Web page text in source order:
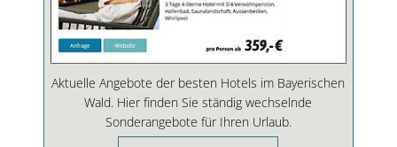
Aktuelle Angebote der besten Hotels im Bayerischen
Wald. Hier finden Sie ständig wechselnde
Sonderangebote für Ihren Urlaub.